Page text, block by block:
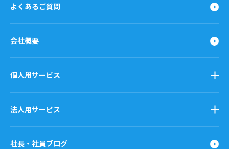
よくあるご質問
会社概要
個人用サービス
法人用サービス
社長・社員ブログ